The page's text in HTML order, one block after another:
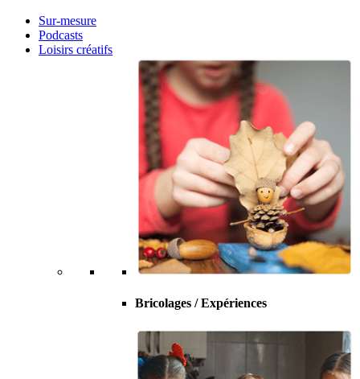
Sur-mesure
Podcasts
Loisirs créatifs
Bricolages / Expériences